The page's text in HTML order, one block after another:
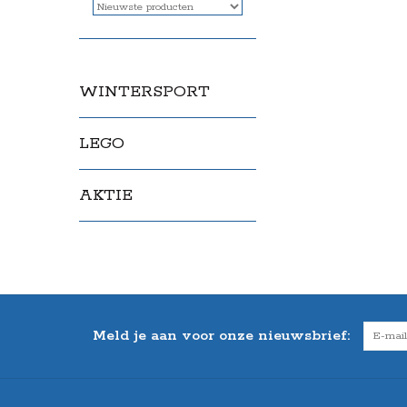
WINTERSPORT
LEGO
AKTIE
Meld je aan voor onze nieuwsbrief: